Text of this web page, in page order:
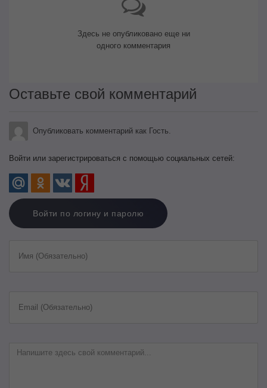
Здесь не опубликовано еще ни
одного комментария
Оставьте свой комментарий
Опубликовать комментарий как Гость.
Войти или зарегистрироваться с помощью социальных сетей:
Войти по логину и паролю
Имя (Обязательно)
Email (Обязательно)